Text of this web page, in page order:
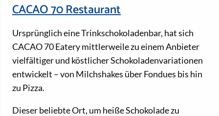
CACAO 70 Restaurant
Ursprünglich eine Trinkschokoladenbar, hat sich
CACAO 70 Eatery mittlerweile zu einem Anbieter
vielfältiger und köstlicher Schokoladenvariationen
entwickelt – von Milchshakes über Fondues bis hin
zu Pizza.
Dieser beliebte Ort, um heiße Schokolade zu